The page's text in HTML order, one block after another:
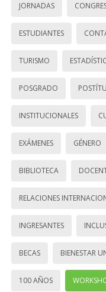
JORNADAS
ESTUDIANTES
TURISMO
POSGRADO
INSTITUCIONALES
EXÁMENES GÉNERO
BIBLIOTECA
RELACIONES
INGRESANTES
BECAS BIENESTAR
100 AÑOS